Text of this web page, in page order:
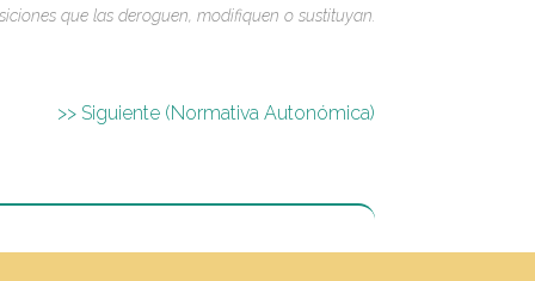
que las deroguen, modifiquen o sustituyan.
>> Siguiente (Normativa Autonómica)